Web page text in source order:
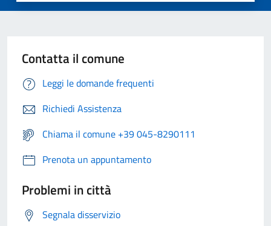
Contatta il comune
Leggi le domande frequenti
Richiedi Assistenza
Chiama il comune +39 045-8290111
Prenota un appuntamento
Problemi in città
Segnala disservizio